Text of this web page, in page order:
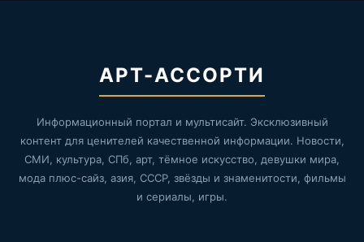
АРТ-АССОРТИ
Информационный портал и мультисайт. Эксклюзивный
контент для ценителей качественной информации. Новости,
СМИ, культура, СПб, арт, тёмное искусство, девушки мира,
мода плюс-сайз, азия, СССР, звёзды и знаменитости, фильмы
и сериалы, игры.